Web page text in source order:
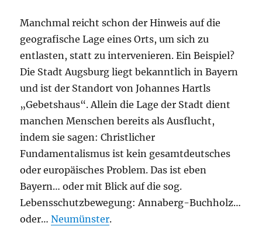
Manchmal reicht schon der Hinweis auf die
geografische Lage eines Orts, um sich zu
entlasten, statt zu intervenieren. Ein Beispiel?
Die Stadt Augsburg liegt bekanntlich in Bayern
und ist der Standort von Johannes Hartls
„Gebetshaus“. Allein die Lage der Stadt dient
manchen Menschen bereits als Ausflucht,
indem sie sagen: Christlicher
Fundamentalismus ist kein gesamtdeutsches
oder europäisches Problem. Das ist eben
Bayern… oder mit Blick auf die sog.
Lebensschutzbewegung: Annaberg-Buchholz…
oder…Neumünster.